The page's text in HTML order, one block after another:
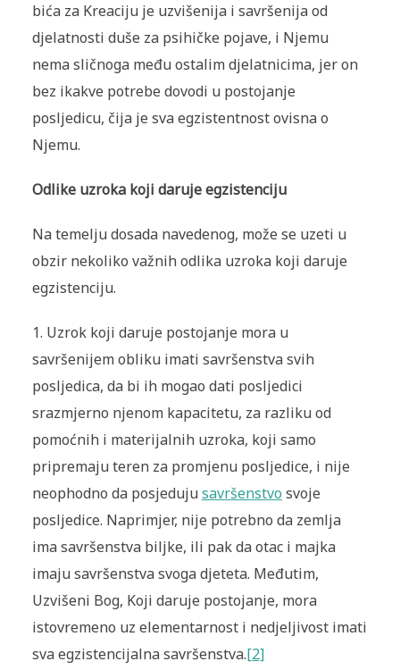
bića za Kreaciju je uzvišenija i savršenija od
djelatnosti duše za psihičke pojave, i Njemu
nema sličnoga među ostalim djelatnicima, jer on
bez ikakve potrebe dovodi u postojanje
posljedicu, čija je sva egzistentnost ovisna o
Njemu.
Odlike uzroka koji daruje egzistenciju
Na temelju dosada navedenog, može se uzeti u
obzir nekoliko važnih odlika uzroka koji daruje
egzistenciju.
1. Uzrok koji daruje postojanje mora u
savršenijem obliku imati savršenstva svih
posljedica, da bi ih mogao dati posljedici
srazmjerno njenom kapacitetu, za razliku od
pomoćnih i materijalnih uzroka, koji samo
pripremaju teren za promjenu posljedice, i nije
neophodno da posjedujusavršenstvo svoje
posljedice. Naprimjer, nije potrebno da zemlja
ima savršenstva biljke, ili pak da otac i majka
imaju savršenstva svoga djeteta. Međutim,
Uzvišeni Bog, Koji daruje postojanje, mora
istovremeno uz elementarnost i nedjeljivost imati
sva egzistencijalna savršenstva.[2]